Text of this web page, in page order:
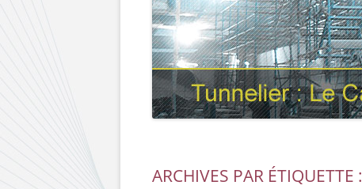
ARCHIVES PAR ÉTIQUETTE :